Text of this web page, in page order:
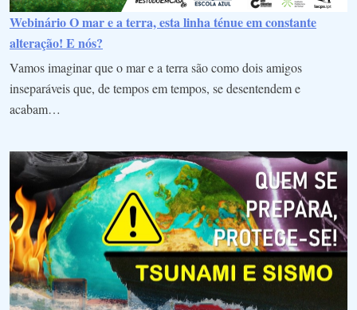
Webinário O mar e a terra, esta linha ténue em constante
alteração! E nós?
Vamos imaginar que o mar e a terra são como dois amigos
inseparáveis que, de tempos em tempos, se desentendem e
acabam…